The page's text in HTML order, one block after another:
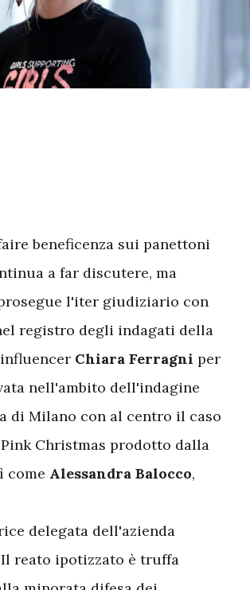
beneficenza sui panettoni
a far discutere, ma
l'iter giudiziario con
registro degli indagati della
Chiara Ferragni per
nell'ambito dell'indagine
di Milano con al centro il caso
Christmas prodotto dalla
come Alessandra Balocco,
delegata dell'azienda
reato ipotizzato è truffa